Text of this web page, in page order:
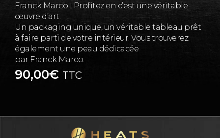
Franck Marco ! Profitez en c’est une véritable
œuvre d’art.
Un packaging unique, un véritable tableau prêt
à faire parti de votre intérieur. Vous trouverez
également une peau dédicacée
par Franck Marco.
90,00€ TTC